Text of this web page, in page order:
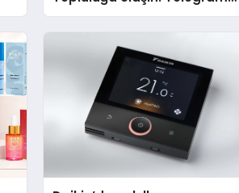
Grup Arayanların İşini